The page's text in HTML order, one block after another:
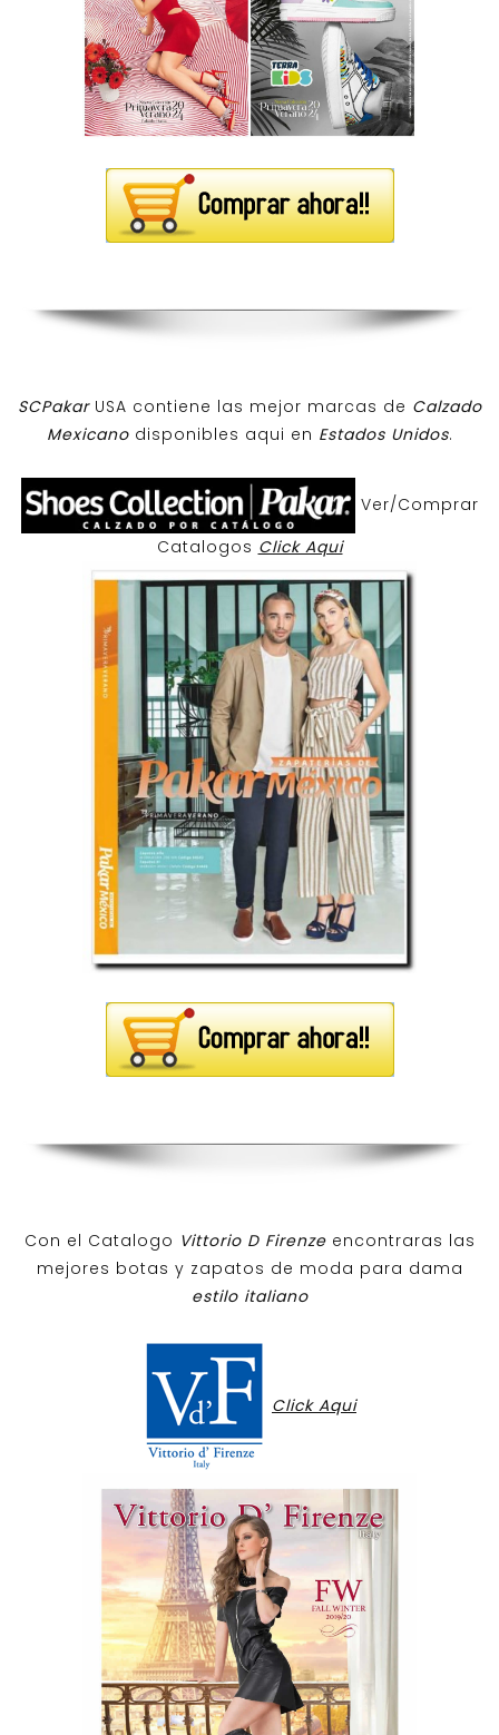
SCPakar USA contiene las mejor marcas de Calzado
Mexicanodisponibles aqui en Estados Unidos.
Ver/Comprar
Catalogos Click Aqui
Con el Catalogo Vittorio D Firenzeencontraras las
mejores botas y zapatos de moda para dama
estilo italiano
Click Aqui